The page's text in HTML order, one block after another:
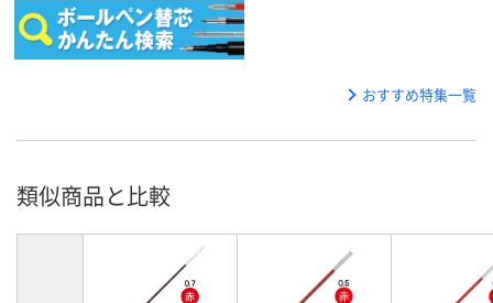
おすすめ特集一覧
類似商品と比較